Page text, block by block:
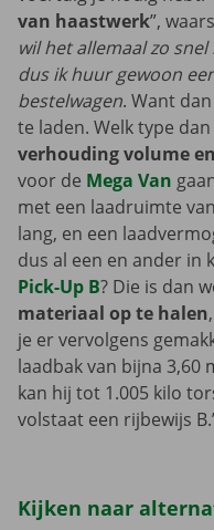
van haastwerk”,
wil het allemaal zo
dus ik huur gewoon
bestelwagen. Want
te laden. Welk type
verhouding volume
voor de Mega Van
met een laadruimte
lang, en een
dus al een en ander in
Pick-Up B? Die is dan
materiaal op te halen
je er vervolgens
laadbak van bijna 3,60
kan hij tot 1.005 kilo
volstaat een rijbewijs
Kijken naar